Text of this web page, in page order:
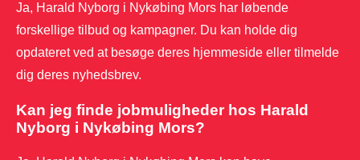
Ja, Harald Nyborg i Nykøbing Mors har løbende
forskellige tilbud og kampagner. Du kan holde dig
opdateret ved at besøge deres hjemmeside eller tilmelde
dig deres nyhedsbrev.
Kan jeg finde jobmuligheder hos Harald
Nyborg i Nykøbing Mors?